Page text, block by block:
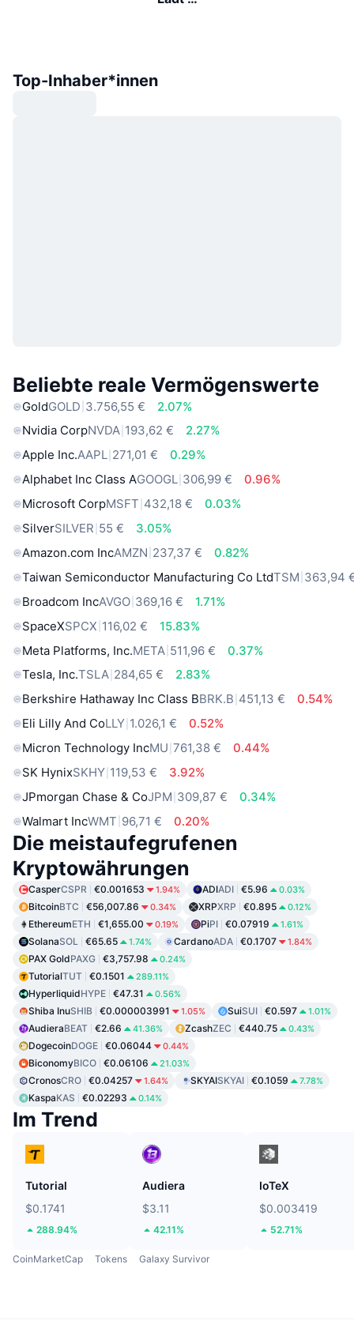
Top-Inhaber*innen
Beliebte reale Vermögenswerte
GoldGOLD 3.756,55 €
2.07%
Nvidia CorpNVDA 193,62 €
2.27%
Apple Inc.AAPL 271,01 €
0.29%
Alphabet Inc Class AGOOGL 306,99 €
0.96%
Microsoft CorpMSFT 432,18 €
0.03%
SilverSILVER 55 €
3.05%
Amazon.com IncAMZN 237,37 €
0.82%
Taiwan Semiconductor Manufacturing Co LtdTSM 363,94
Broadcom IncAVGO 369,16 €
1.71%
SpaceXSPCX 116,02 €
15.83%
Meta Platforms, Inc.META 511,96 €
0.37%
Tesla, Inc.TSLA 284,65 €
2.83%
Berkshire Hathaway Inc Class BBRK.B 451,13 €
0.54%
Eli Lilly And CoLLY 1.026,1 €
0.52%
Micron Technology IncMU 761,38 €
0.44%
SK HynixSKHY 119,53 €
3.92%
JPmorgan Chase & CoJPM 309,87 €
0.34%
Walmart IncWMT 96,71 € 0.20%
Die meistaufegrufenen
Kryptowährungen
CasperCSPR €0.001653 1.94% ADIADI €5.96 0.03%
BitcoinBTC €56,007.86 0.34% XRPXRP €0.895 0.12%
EthereumETH €1,655.00 0.19% PiPI €0.07919 1.61%
SolanaSOL €65.65 1.74% CardanoADA €0.1707 1.84%
PAX GoldPAXG €3,757.98 0.24%
TutorialTUT €0.1501 289.11%
HyperliquidHYPE €47.31 0.56%
Shiba InuSHIB €0.000003991 1.05% SuiSUI €0.597 1.01%
AudieraBEAT €2.66 41.36% ZcashZEC €440.75 0.43%
DogecoinDOGE €0.06044 0.44%
BiconomyBICO €0.06106 21.03%
CronosCRO €0.04257 1.64% SKYAISKYAI €0.1059 7.78%
KaspaKAS €0.02293 0.14%
Im Trend
Tutorial
$0.1741
288.94%
Audiera
$3.11
42.11%
IoTeX
$0.003419
52.71%
CoinMarketCap Tokens Galaxy Survivor